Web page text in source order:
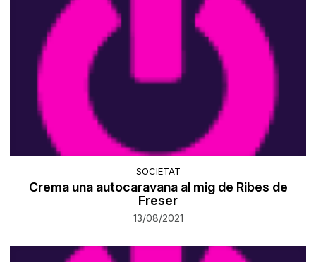
SOCIETAT
​Crema una autocaravana al mig de Ribes de
Freser
13/08/2021